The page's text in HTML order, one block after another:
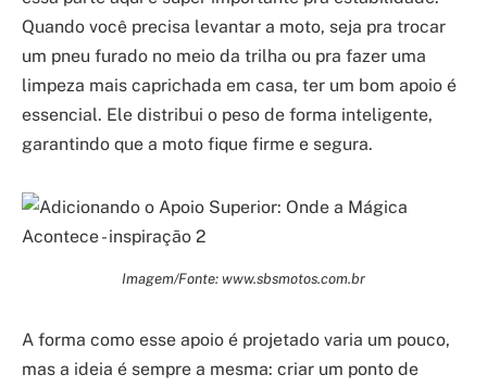
Quando você precisa levantar a moto, seja pra trocar
um pneu furado no meio da trilha ou pra fazer uma
limpeza mais caprichada em casa, ter um bom apoio é
essencial. Ele distribui o peso de forma inteligente,
garantindo que a moto fique firme e segura.
Imagem/Fonte: www.sbsmotos.com.br
A forma como esse apoio é projetado varia um pouco,
mas a ideia é sempre a mesma: criar um ponto de